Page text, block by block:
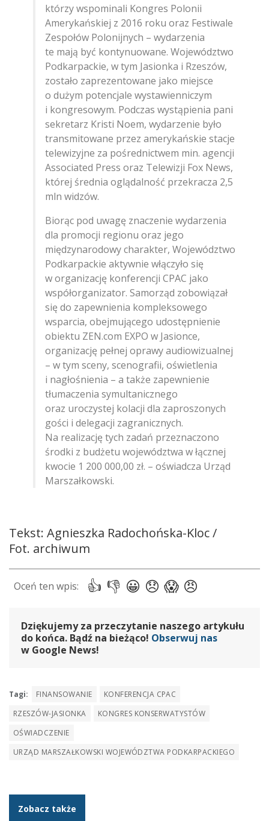
którzy wspominali Kongres Polonii
Amerykańskiej z 2016 roku oraz Festiwale
Zespołów Polonijnych – wydarzenia
te mają być kontynuowane. Województwo
Podkarpackie, w tym Jasionka i Rzeszów,
zostało zaprezentowane jako miejsce
o dużym potencjale wystawienniczym
i kongresowym. Podczas wystąpienia pani
sekretarz Kristi Noem, wydarzenie było
transmitowane przez amerykańskie stacje
telewizyjne za pośrednictwem min. agencji
Associated Press oraz Telewizji Fox News,
której średnia oglądalność przekracza 2,5
mln widzów.
Biorąc pod uwagę znaczenie wydarzenia
dla promocji regionu oraz jego
międzynarodowy charakter, Województwo
Podkarpackie aktywnie włączyło się
w organizację konferencji CPAC jako
współorganizator. Samorząd zobowiązał
się do zapewnienia kompleksowego
wsparcia, obejmującego udostępnienie
obiektu ZEN.com EXPO w Jasionce,
organizację pełnej oprawy audiowizualnej
– w tym sceny, scenografii, oświetlenia
i nagłośnienia – a także zapewnienie
tłumaczenia symultanicznego
oraz uroczystej kolacji dla zaproszonych
gości i delegacji zagranicznych.
Na realizację tych zadań przeznaczono
środki z budżetu województwa w łącznej
kwocie 1 200 000,00 zł. – oświadcza Urząd
Marszałkowski.
Tekst: Agnieszka Radochońska-Kloc /
Fot. archiwum
Dziękujemy za przeczytanie naszego artykułu
do końca. Bądź na bieżąco! Obserwuj nas
w Google News!
Tagi: FINANSOWANIE
KONFERENCJA CPAC
RZESZÓW-JASIONKA
KONGRES KONSERWATYSTÓW
OŚWIADCZENIE
URZĄD MARSZAŁKOWSKI WOJEWÓDZTWA PODKARPACKIEGO
Zobacz także